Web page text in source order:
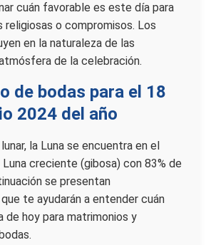
cuán favorable es este día para
religiosas o compromisos. Los
en la naturaleza de las
de la celebración.
de bodas para el 18
2024 del año
la Luna se encuentra en el
creciente (gibosa) con 83% de
se presentan
te ayudarán a entender cuán
de hoy para matrimonios y